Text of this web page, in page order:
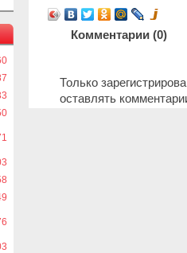
Комментарии (0)
Только
оставлять